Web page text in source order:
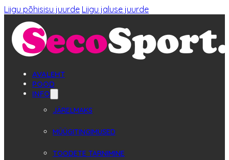
Liigu põhisisu juurde Liigu jaluse juurde
AVALEHT
POOD
INFO
JÄRELMAKS
MÜÜGITINGIMUSED
TOODETE TARNIMINE